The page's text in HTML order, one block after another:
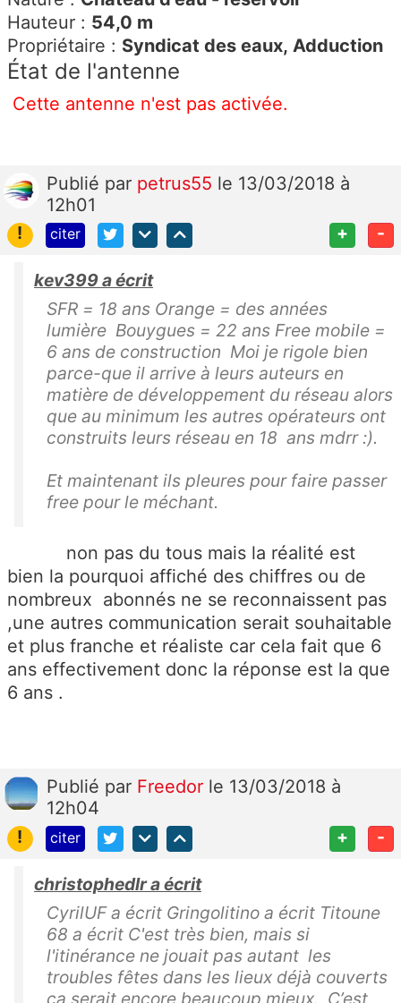
Hauteur : 54,0 m
Propriétaire : Syndicat des eaux, Adduction
État de l'antenne
Cette antenne n'est pas activée.
Publié par petrus55 le 13/03/2018 à
12h01
!
citer + -
kev399 a écrit
SFR = 18 ans Orange = des années
lumière Bouygues = 22 ans Free mobile =
6 ans de construction Moi je rigole bien
parce-que il arrive à leurs auteurs en
matière de développement du réseau alors
que au minimum les autres opérateurs ont
construits leurs réseau en 18 ans mdrr :).
Et maintenant ils pleures pour faire passer
free pour le méchant.
non pas du tous mais la réalité est
bien la pourquoi affiché des chiffres ou de
nombreux abonnés ne se reconnaissent pas
,une autres communication serait souhaitable
et plus franche et réaliste car cela fait que 6
ans effectivement donc la réponse est la que
6 ans .
Publié par Freedor le 13/03/2018 à
12h04
!
citer + -
christophedlr a écrit
CyrilUF a écrit Gringolitino a écrit Titoune
68 a écrit C'est très bien, mais si
l'itinérance ne jouait pas autant les
troubles fêtes dans les lieux déjà couverts